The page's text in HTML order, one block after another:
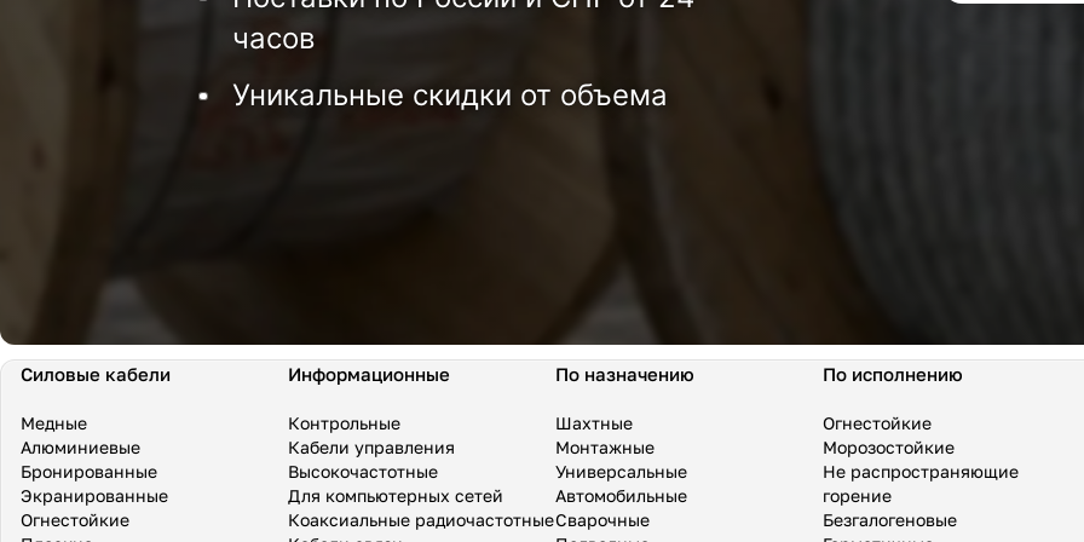
часов
Уникальные скидки от объема
Силовые кабели
Медные
Алюминиевые
Бронированные
Экранированные
Огнестойкие
Информационные
Контрольные
Кабели управления
Высокочастотные
Для компьютерных сетей
Коаксиальные радиочастотные
По назначению
Шахтные
Монтажные
Универсальные
Автомобильные
Сварочные
По исполнению
Огнестойкие
Морозостойкие
Не распространяющие
горение
Безгалогеновые